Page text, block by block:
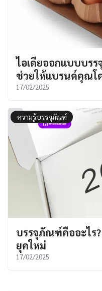
ไอเดียออกแบบบร
ช่วยให้แบรนด์คุณโ
17/02/2025
ความรู้บรรจุภัณฑ์
บรรจุภัณฑ์คืออะไร
ยุคใหม่
17/02/2025